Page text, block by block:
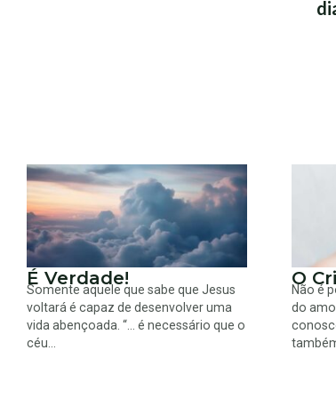
É Verdade!
Somente aquele que sabe que Jesus
voltará é capaz de desenvolver uma
vida abençoada. “… é necessário que o
céu...
O
Não é
do